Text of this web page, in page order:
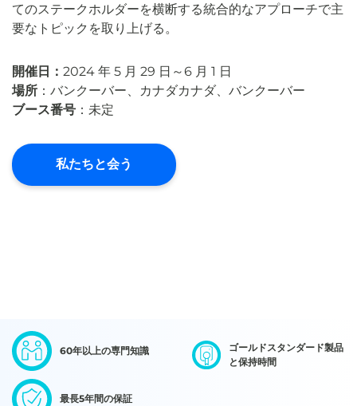
てのステークホルダーを横断する統合的なアプローチで主
要なトピックを取り上げる。
開催日： 2024 年 5 月 29 日～6 月 1 日
場所 ：バンクーバー、カナダカナダ、バンクーバー
ブース番号 ：未定
私たちと会う
60年以上の専門知識
ゴールドスタンダード製品
と保持時間
最長5年間の保証